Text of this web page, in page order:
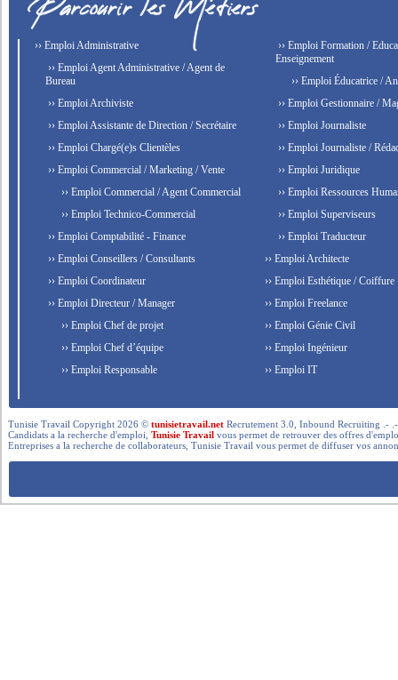
›› Emploi Administrative
›› Emploi Agent Administrative / Agent de
Bureau
›› Emploi Archiviste
›› Emploi Assistante de Direction / Secrétaire
›› Emploi Chargé(e)s Clientèles
›› Emploi Commercial / Marketing / Vente
›› Emploi Commercial / Agent Commercial
›› Emploi Technico-Commercial
›› Emploi Comptabilité - Finance
›› Emploi Conseillers / Consultants
›› Emploi Coordinateur
›› Emploi Directeur / Manager
›› Emploi Chef de projet
›› Emploi Chef d’équipe
›› Emploi Responsable
›› Emploi Formation /
Enseignement
›› Emploi Éducatrice /
›› Emploi Gestionnaire /
›› Emploi Journaliste
›› Emploi Journaliste /
›› Emploi Juridique
›› Emploi Ressources
›› Emploi Superviseurs
›› Emploi Traducteur
›› Emploi Architecte
›› Emploi Esthétique / Coiffure
›› Emploi Freelance
›› Emploi Génie Civil
›› Emploi Ingénieur
›› Emploi IT
Tunisie Travail Copyright 2026 ©tunisietravail.net Recrutement 3.0, Inbound Recruiting .-
Candidats a la recherche d'emploi,Tunisie Travail vous permet de retrouver des offres
Entreprises a la recherche de collaborateurs, Tunisie Travail vous permet de diffuser vos